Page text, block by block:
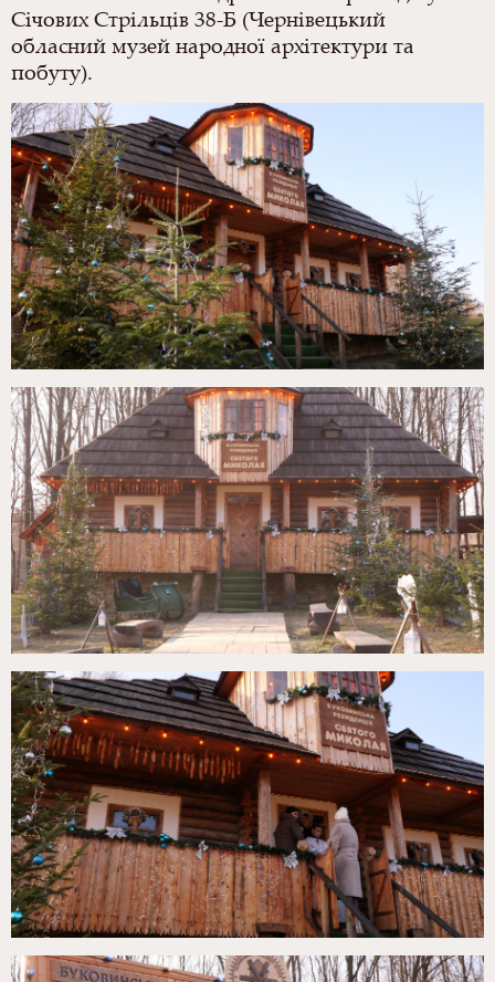
Січових Стрільців 38-Б (Чернівецький
обласний музей народної архітектури та
побуту).